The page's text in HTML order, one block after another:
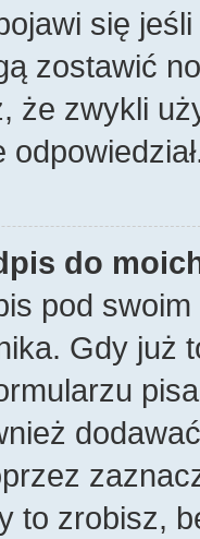
się
zostawić
że zwykli
do
pod
Gdy już
to zrobisz,